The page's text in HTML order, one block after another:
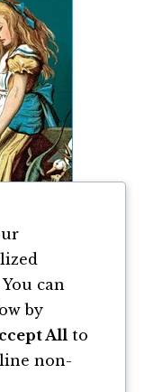
Carroll
can
by
All to
non-